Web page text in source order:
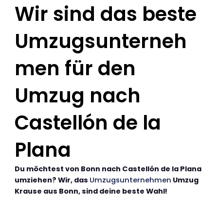
Wir sind das beste
Umzugsunterneh
men für den
Umzug nach
Castellón de la
Plana
Du möchtest von Bonn nach Castellón de la Plana
umziehen? Wir, das Umzugsunternehmen Umzug
Krause aus Bonn, sind deine beste Wahl!